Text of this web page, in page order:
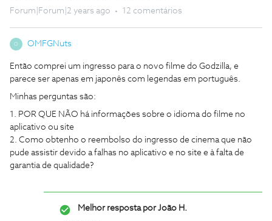
Forum|Forum|2 years ago 12 comentários
O OMFGNuts
Então comprei um ingresso para o novo filme do Godzilla, e
parece ser apenas em japonês com legendas em português.
Minhas perguntas são:
1. POR QUE NÃO há informações sobre o idioma do filme no
aplicativo ou site
2. Como obtenho o reembolso do ingresso de cinema que não
pude assistir devido a falhas no aplicativo e no site e à falta de
garantia de qualidade?
Melhor resposta porJoão H.